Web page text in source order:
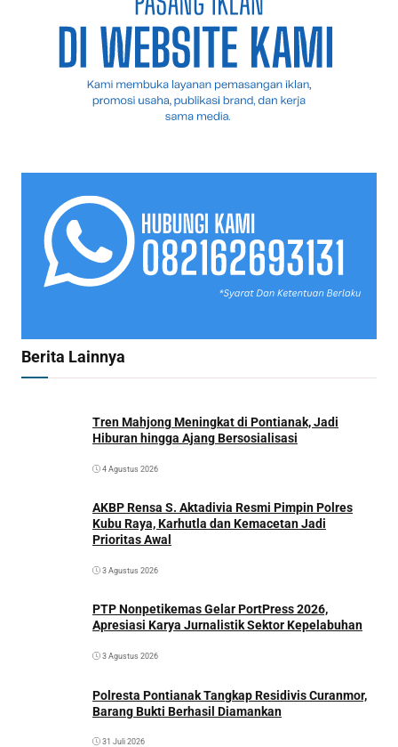
Berita Lainnya
Tren Mahjong Meningkat di Pontianak, Jadi
Hiburan hingga Ajang Bersosialisasi
4 Agustus 2026
AKBP Rensa S. Aktadivia Resmi Pimpin Polres
Kubu Raya, Karhutla dan Kemacetan Jadi
Prioritas Awal
3 Agustus 2026
PTP Nonpetikemas Gelar PortPress 2026,
Apresiasi Karya Jurnalistik Sektor Kepelabuhan
3 Agustus 2026
Polresta Pontianak Tangkap Residivis Curanmor,
Barang Bukti Berhasil Diamankan
31 Juli 2026